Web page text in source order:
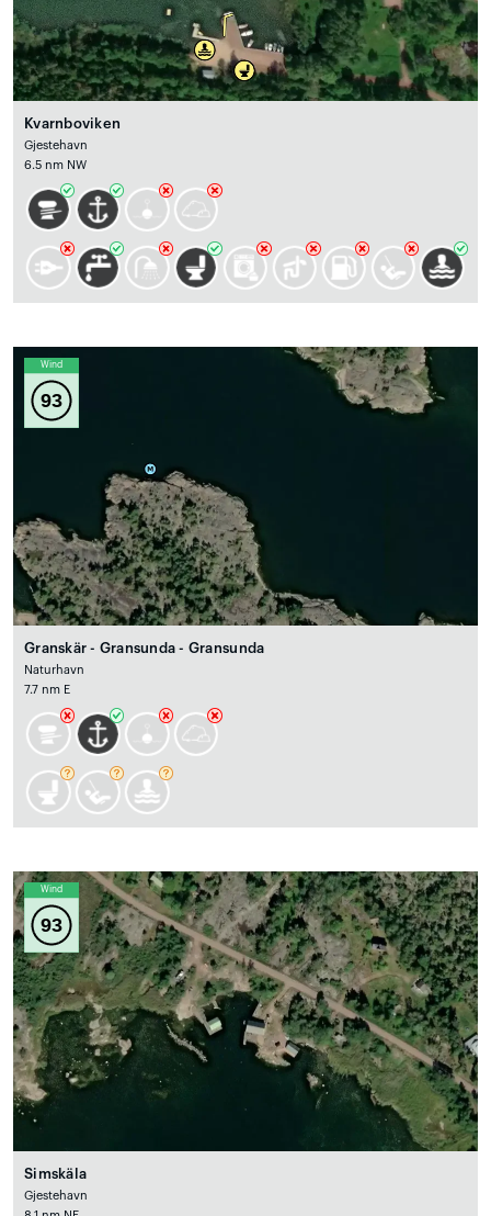
Kvarnboviken
Gjestehavn
6.5 nm NW
Wind
93
Granskär - Gransunda - Gransunda
Naturhavn
7.7 nm E
Wind
93
Simskäla
Gjestehavn